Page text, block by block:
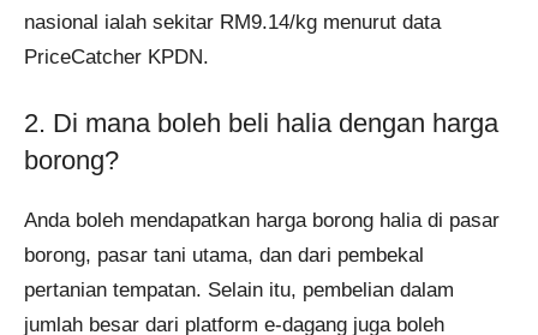
nasional ialah sekitar RM9.14/kg menurut data
PriceCatcher KPDN.
2. Di mana boleh beli halia dengan harga
borong?
Anda boleh mendapatkan harga borong halia di pasar
borong, pasar tani utama, dan dari pembekal
pertanian tempatan. Selain itu, pembelian dalam
jumlah besar dari platform e-dagang juga boleh